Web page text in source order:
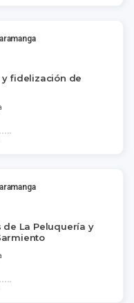
y fidelización de
de La Peluquería y